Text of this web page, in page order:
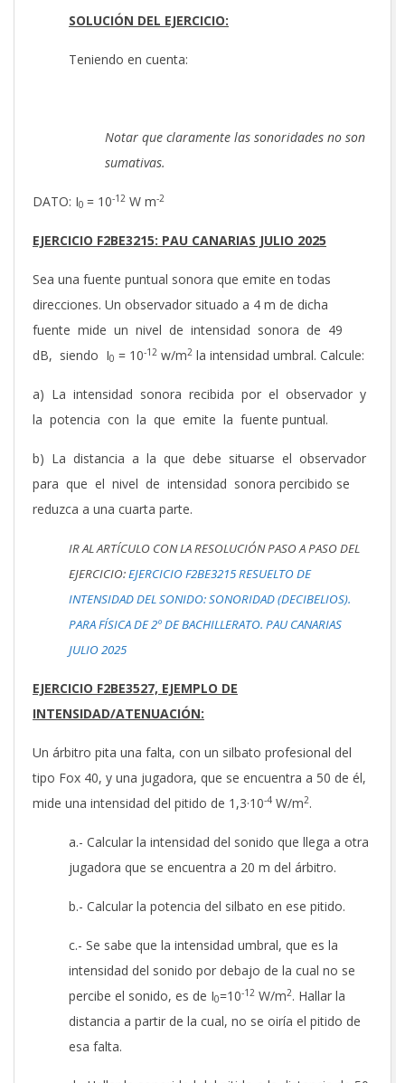
SOLUCIÓN DEL EJERCICIO:
Teniendo en cuenta:
Notar que claramente las sonoridades no son
sumativas.
DATO: I0 = 10-12 W m-2
EJERCICIO F2BE3215: PAU CANARIAS JULIO 2025
Sea una fuente puntual sonora que emite en todas
direcciones. Un observador situado a 4 m de dicha
fuente mide un nivel de intensidad sonora de 49
dB, siendo Ι0 = 10-12 w/m2 la intensidad umbral. Calcule:
a) La intensidad sonora recibida por el observador y
la potencia con la que emite la fuente puntual.
b) La distancia a la que debe situarse el observador
para que el nivel de intensidad sonora percibido se
reduzca a una cuarta parte.
IR AL ARTÍCULO CON LA RESOLUCIÓN PASO A PASO DEL
EJERCICIO:EJERCICIO F2BE3215 RESUELTO DE
INTENSIDAD DEL SONIDO: SONORIDAD (DECIBELIOS).
PARA FÍSICA DE 2º DE BACHILLERATO. PAU CANARIAS
JULIO 2025
EJERCICIO F2BE3527, EJEMPLO DE
INTENSIDAD/ATENUACIÓN:
Un árbitro pita una falta, con un silbato profesional del
tipo Fox 40, y una jugadora, que se encuentra a 50 de él,
mide una intensidad del pitido de 1,3·10-4 W/m2.
a.- Calcular la intensidad del sonido que llega a otra
jugadora que se encuentra a 20 m del árbitro.
b.- Calcular la potencia del silbato en ese pitido.
c.- Se sabe que la intensidad umbral, que es la
intensidad del sonido por debajo de la cual no se
percibe el sonido, es de I0=10-12 W/m2. Hallar la
distancia a partir de la cual, no se oiría el pitido de
esa falta.